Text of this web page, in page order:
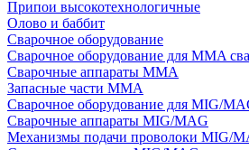
Припои высокотехнологичные
Олово и баббит
Сварочное оборудование
Сварочное оборудование для MMA
Сварочные аппараты MMA
Запасные части MMA
Сварочное оборудование для MIG/
Сварочные аппараты MIG/MAG
Механизмы подачи проволоки MIG/